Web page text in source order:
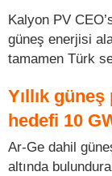
Kalyon PV
güneş enerjisi
tamamen Türk
Yıllık
hedefi 10
Ar-Ge dahil
altında